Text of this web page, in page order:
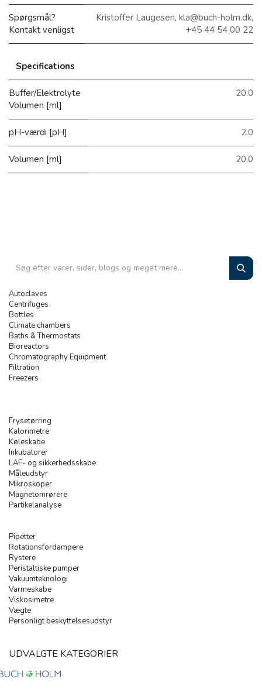
Spørgsmål?
Kontakt venligst
Kristoffer Laugesen, kla@buch-holm.dk,
+45 44 54 00 22
Specifications
Buffer/Elektrolyte
Volumen [ml]
20.0
pH-værdi [pH] 2.0
Volumen [ml] 20.0
Autoclaves
Centrifuges
Bottles
Climate chambers
Baths & Thermostats
Bioreactors
Chromatography Equipment
Filtration
Freezers
Frysetørring
Kalorimetre
Køleskabe
Inkubatorer
LAF- og sikkerhedsskabe
Måleudstyr
Mikroskoper
Magnetomrørere
Partikelanalyse
Pipetter
Rotationsfordampere
Rystere
Peristaltiske pumper
Vakuumteknologi
Varmeskabe
Viskosimetre
Vægte
Personligt beskyttelsesudstyr
UDVALGTE KATEGORIER